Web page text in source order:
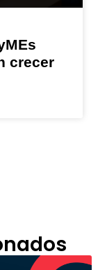
crecer